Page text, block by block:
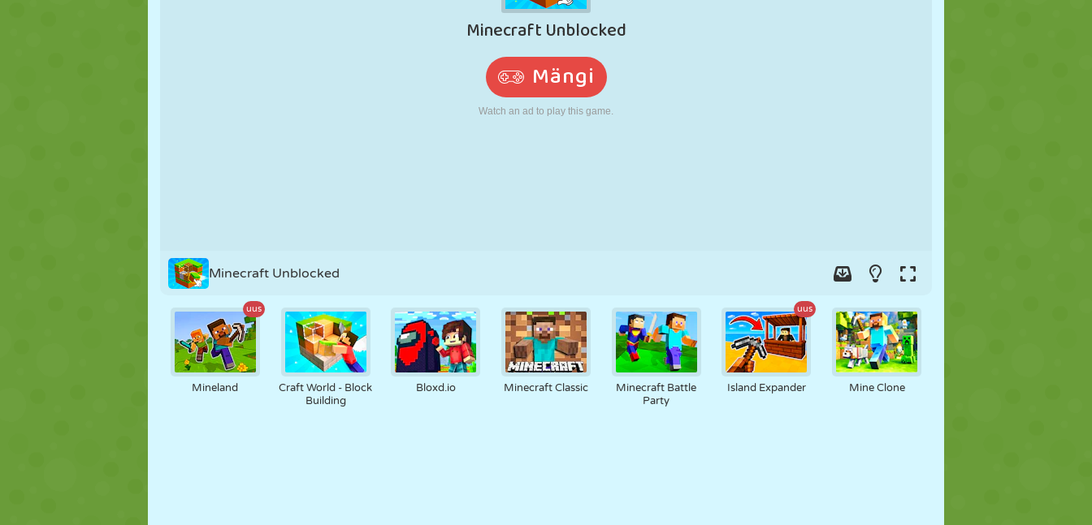
ROBOT JOOKSMINE KOOL
TRULL
Minecraft Unblocked
uus
Mineland
Craft World - Block
Building
Bloxd.io Minecraft Classic
Minecraft Battle
Party
uus
Island Expander Mine Clone